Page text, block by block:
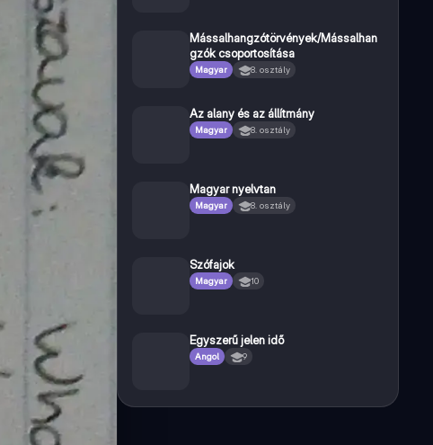
Mássalhangzótörvények/Mássalhan
gzók csoportosítása
Magyar 8. osztály
Az alany és az állítmány
Magyar 8. osztály
Magyar nyelvtan
Magyar 8. osztály
Szófajok
Magyar 10
Egyszerű jelen idő
Angol 9